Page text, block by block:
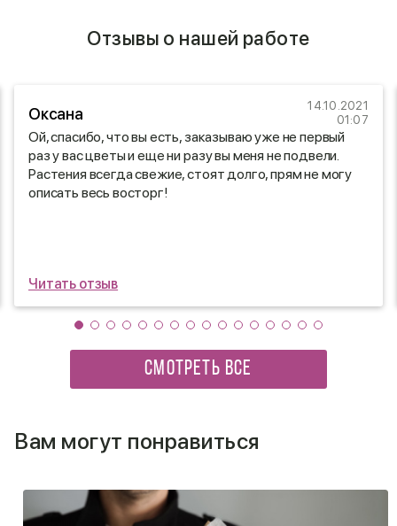
Отзывы о нашей работе
Оксана
14.10.2021
01:07
Ой, спасибо, что вы есть, заказываю уже не первый
раз у вас цветы и еще ни разу вы меня не подвели.
Растения всегда свежие, стоят долго, прям не могу
описать весь восторг!
Читать отзыв
СМОТРЕТЬ ВСЕ
Вам могут понравиться